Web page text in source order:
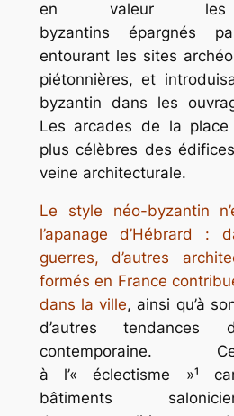
en valeur les
byzantins épargnés
entourant les sites
piétonnières, et
byzantin dans les
Les arcades de la
plus célèbres des
veine architecturale.
Le style néo-byzantin
l’apanage d’Hébrard :
guerres, d’autres
formés en France
dans la ville, ainsi qu’à
d’autres tendances
contemporaine.
à l’« éclectisme »¹
bâtiments